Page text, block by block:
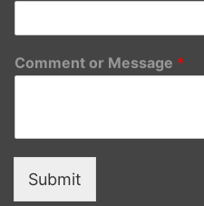
Comment or Message *
Submit